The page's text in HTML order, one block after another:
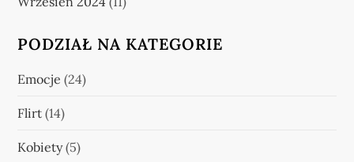
PODZIAŁ NA KATEGORIE
Emocje (24)
Flirt (14)
Kobiety(5)